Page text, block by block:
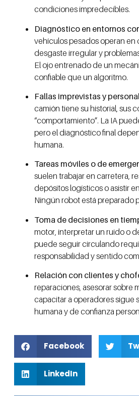
condiciones impredecibles.
Diagnóstico en entornos
vehículos pesados operan en
desgaste irregular y
El ojo entrenado de un
confiable que un algoritmo.
Fallas imprevistas y
camión tiene su historial, sus
“comportamiento”. La IA
pero el diagnóstico final
humana.
Tareas móviles o de
suelen trabajar en carretera,
depósitos logísticos o asistir
Ningún robot está preparado
Toma de decisiones en
motor, interpretar un ruido o
puede seguir circulando
responsabilidad y sentido
Relación con clientes y
reparaciones, asesorar sobre
capacitar a operadores sigue
humana y de confianza
Facebook
LinkedIn